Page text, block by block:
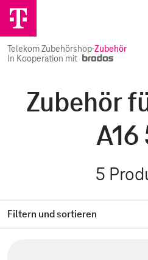
Telekom Zubehörshop·Zubehör
In Kooperation mit
Zubehör
A16
5
Filtern und sortieren